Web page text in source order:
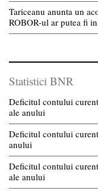
Tariceanu anunta un
ROBOR-ul ar putea fi
Statistici BNR
Deficitul contului
ale anului
Deficitul contului
anului
Deficitul contului
ale anului